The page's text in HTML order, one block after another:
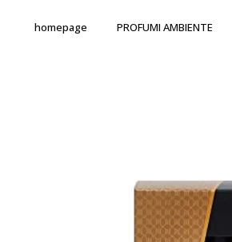
homepage PROFUMI AMBIENTE